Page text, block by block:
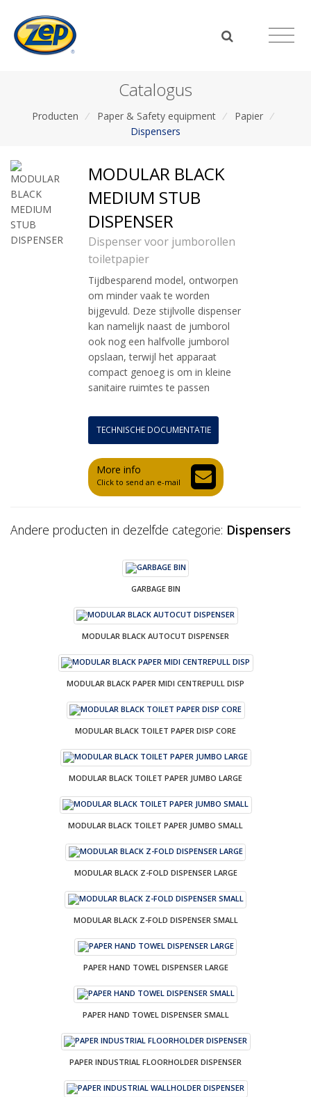
Catalogus
Producten / Paper & Safety equipment / Papier /
Dispensers
MODULAR BLACK
MEDIUM STUB
DISPENSER
Dispenser voor jumborollen
toiletpapier
Tijdbesparend model, ontworpen
om minder vaak te worden
bijgevuld. Deze stijlvolle dispenser
kan namelijk naast de jumborol
ook nog een halfvolle jumborol
opslaan, terwijl het apparaat
compact genoeg is om in kleine
sanitaire ruimtes te passen
TECHNISCHE DOCUMENTATIE
More info
Click to send an e-mail
Andere producten in dezelfde categorie: Dispensers
GARBAGE BIN
MODULAR BLACK AUTOCUT DISPENSER
MODULAR BLACK PAPER MIDI CENTREPULL DISP
MODULAR BLACK TOILET PAPER DISP CORE
MODULAR BLACK TOILET PAPER JUMBO LARGE
MODULAR BLACK TOILET PAPER JUMBO SMALL
MODULAR BLACK Z-FOLD DISPENSER LARGE
MODULAR BLACK Z-FOLD DISPENSER SMALL
PAPER HAND TOWEL DISPENSER LARGE
PAPER HAND TOWEL DISPENSER SMALL
PAPER INDUSTRIAL FLOORHOLDER DISPENSER